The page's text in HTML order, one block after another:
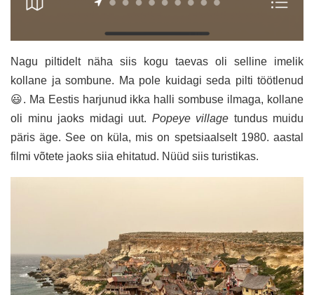
Nagu piltidelt näha siis kogu taevas oli selline imelik
kollane ja sombune. Ma pole kuidagi seda pilti töötlenud
😃. Ma Eestis harjunud ikka halli sombuse ilmaga, kollane
oli minu jaoks midagi uut. Popeye village tundus muidu
päris äge. See on küla, mis on spetsiaalselt 1980. aastal
filmi võtete jaoks siia ehitatud. Nüüd siis turistikas.